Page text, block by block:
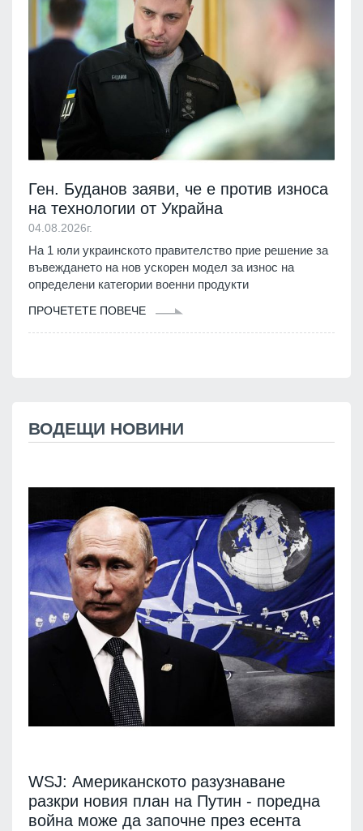
Ген. Буданов заяви, че е против износа
на технологии от Украйна
04.08.2026г.
На 1 юли украинското правителство прие решение за
въвеждането на нов ускорен модел за износ на
определени категории военни продукти
ПРОЧЕТЕТЕ ПОВЕЧЕ
ВОДЕЩИ НОВИНИ
WSJ: Американското разузнаване
разкри новия план на Путин - поредна
война може да започне през есента